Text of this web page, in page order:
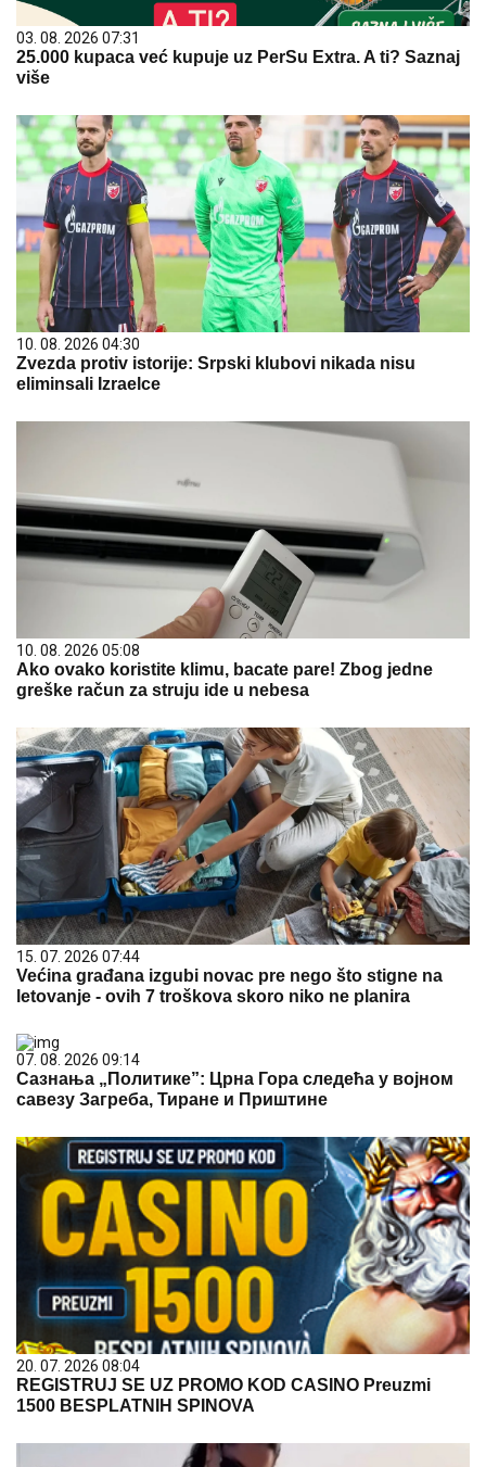
03. 08. 2026 07:31
25.000 kupaca već kupuje uz PerSu Extra. A ti? Saznaj
više
10. 08. 2026 04:30
Zvezda protiv istorije: Srpski klubovi nikada nisu
eliminsali Izraelce
10. 08. 2026 05:08
Ako ovako koristite klimu, bacate pare! Zbog jedne
greške račun za struju ide u nebesa
15. 07. 2026 07:44
Većina građana izgubi novac pre nego što stigne na
letovanje - ovih 7 troškova skoro niko ne planira
07. 08. 2026 09:14
Сазнања „Политике”: Црна Гора следећа у војном
савезу Загреба, Тиране и Приштине
20. 07. 2026 08:04
REGISTRUJ SE UZ PROMO KOD CASINO Preuzmi
1500 BESPLATNIH SPINOVA